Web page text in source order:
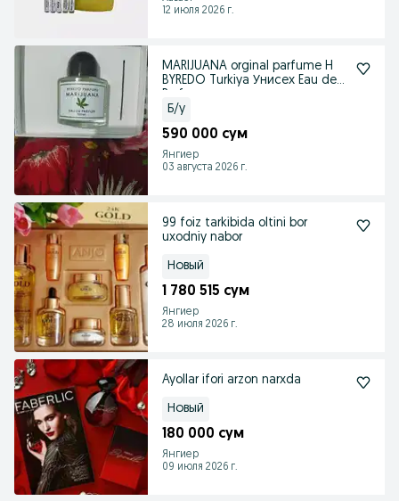
12 июля 2026 г.
MARIJUANA orginal parfume H
BYREDO Turkiya Унисех Eau de
Б/у
590 000 сум
Янгиер
03 августа 2026 г.
99 foiz tarkibida oltini bor
uxodniy nabor
Новый
1 780 515 сум
Янгиер
28 июля 2026 г.
Ayollar ifori arzon narxda
Новый
180 000 сум
Янгиер
09 июля 2026 г.